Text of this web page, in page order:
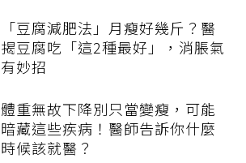
「豆腐減肥法」月瘦好幾斤？醫
揭豆腐吃「這2種最好」，消脹氣
有妙招
體重無故下降別只當變瘦，可能
暗藏這些疾病！醫師告訴你什麼
時候該就醫？